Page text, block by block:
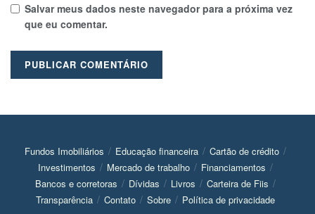
Salvar meus dados neste navegador para a próxima vez
que eu comentar.
Fundos Imobiliários Educação financeira
Cartão de crédito
Investimentos
Mercado de trabalho
Financiamentos
Bancos e corretoras
Dívidas Livros
Carteira de Fiis
Transparência
Contato Sobre Política de privacidade